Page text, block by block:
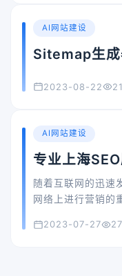
AI网站建设
Sitemap生成
2023-08-22
AI网站建设
专业上海
潜在客户的
随着互联网的迅速
网络上进行营销的
就需要搜索引擎优
2023-07-27